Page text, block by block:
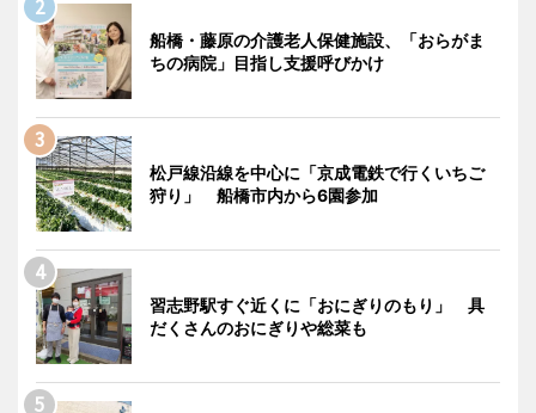
船橋・藤原の介護老人保健施設、「おらがま
ちの病院」目指し支援呼びかけ
松戸線沿線を中心に「京成電鉄で行くいちご
狩り」 船橋市内から6園参加
習志野駅すぐ近くに「おにぎりのもり」 具
だくさんのおにぎりや総菜も